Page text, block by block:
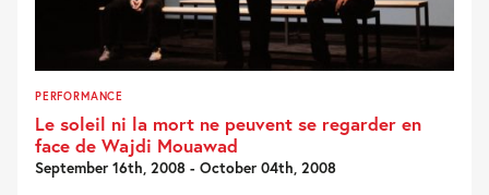
PERFORMANCE
Le soleil ni la mort ne peuvent se regarder en
face de Wajdi Mouawad
September 16th, 2008 - October 04th, 2008